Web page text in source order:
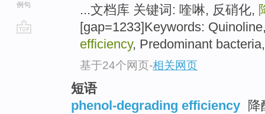
例句
...文档库 关键词: 喹啉, 反硝化,
[gap=1233]Keywords:
efficiency, Predominant
基于24个网页-相关网页
短语
phenol-degrading efficiency 降